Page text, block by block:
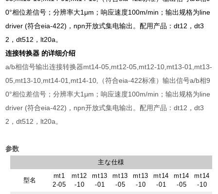
0°相位差信号；分辨率大1μm；响应速度100m/min；输出规格为line
driver (符合eia-422)，npn开放式集电输出。配用产品：dt12，dt3
2，dt512，lt20a。
连接转换器 的详细介绍
a/b相信号输出连接转换器mt14-05,mt12-05,mt12-10,mt13-01,mt13-
05,mt13-10,mt14-01,mt14-10,（符合eia-422标准）输出信号a/b相9
0°相位差信号；分辨率大1μm；响应速度100m/min；输出规格为line
driver (符合eia-422)，npn开放式集电输出。配用产品：dt12，dt3
2，dt512，lt20a。
参数
主な仕様
型名
mt1
2-05
mt12
-10
mt13
-01
mt13
-05
mt13
-10
mt14
-01
mt14
-05
mt14
-10